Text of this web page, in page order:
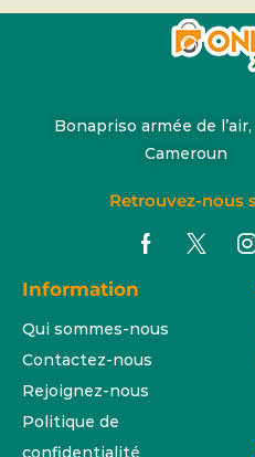
Bonapriso armée de
Cameroun
Retrouvez-nous
Information
Qui sommes-nous
Contactez-nous
Rejoignez-nous
Politique de
confidentialité